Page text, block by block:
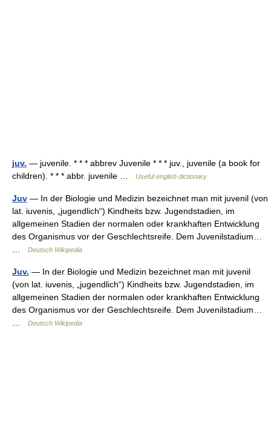
juv. — juvenile. * * * abbrev Juvenile * * * juv., juvenile (a book for
children). * * * abbr. juvenile …
Useful english dictionary
Juv — In der Biologie und Medizin bezeichnet man mit juvenil (von
lat. iuvenis, „jugendlich“) Kindheits bzw. Jugendstadien, im
allgemeinen Stadien der normalen oder krankhaften Entwicklung
des Organismus vor der Geschlechtsreife. Dem Juvenilstadium…
Deutsch Wikipedia
Juv. — In der Biologie und Medizin bezeichnet man mit juvenil
(von lat. iuvenis, „jugendlich“) Kindheits bzw. Jugendstadien, im
allgemeinen Stadien der normalen oder krankhaften Entwicklung
des Organismus vor der Geschlechtsreife. Dem Juvenilstadium…
Deutsch Wikipedia